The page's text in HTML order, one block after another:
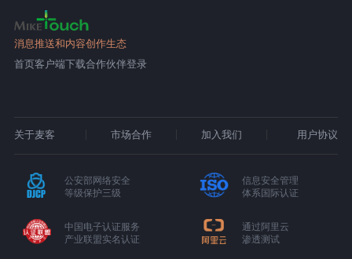
消息推送和内容创作生态
首页客户端下载合作伙伴登录
关于麦客 市场合作 加入我们 用户协议
公安部网络安全
等级保护三级
信息安全管理
体系国际认证
中国电子认证服务
产业联盟实名认证
通过阿里云
渗透测试